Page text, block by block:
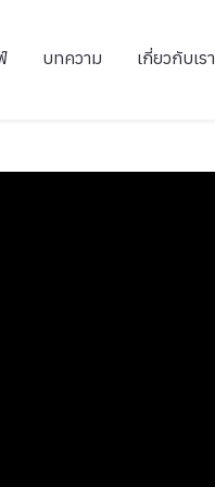
บทความ เกี่ยวกับเรา